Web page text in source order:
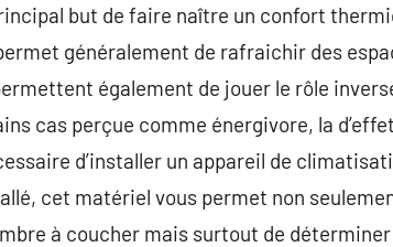
but de faire naître un confort
généralement de rafraichir des
également de jouer le rôle
cas perçue comme énergivore, la
d’installer un appareil de
cet matériel vous permet non
à coucher mais surtout de